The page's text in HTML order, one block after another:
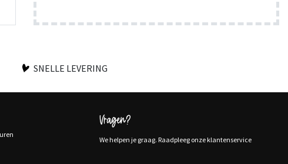
SNELLE LEVERING
Vragen?
We helpen je graag. Raadpleeg onze klantenservice